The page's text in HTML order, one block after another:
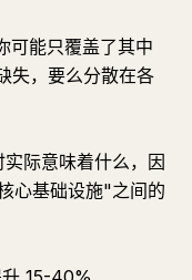
可能只覆盖了其中
失，要么分散在各
际意味着什么，因
心基础设施"之间的